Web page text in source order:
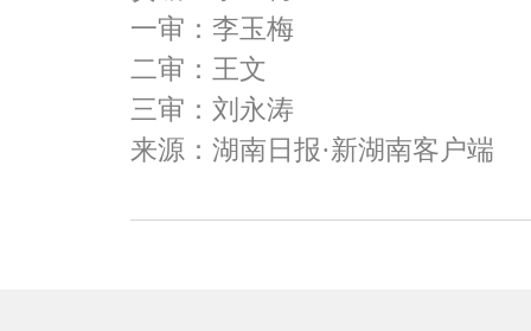
一审：李玉梅
二审：王文
三审：刘永涛
来源：湖南日报·新湖南客户端